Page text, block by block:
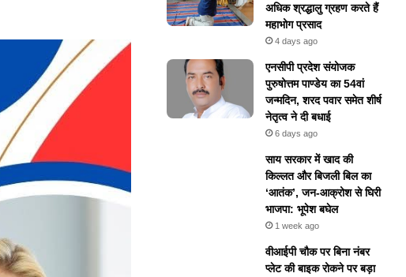
अधिक श्रद्धालु ग्रहण करते हैं
महाभोग प्रसाद
4 days ago
एनसीपी प्रदेश संयोजक
पुरुषोत्तम पाण्डेय का 54वां
जन्मदिन, शरद पवार समेत शीर्ष
नेतृत्व ने दी बधाई
6 days ago
​साय सरकार में खाद की
किल्लत और बिजली बिल का
‘आतंक’, जन-आक्रोश से घिरी
भाजपा: भूपेश बघेल
1 week ago
वीआईपी चौक पर बिना नंबर
प्लेट की बाइक रोकने पर बड़ा